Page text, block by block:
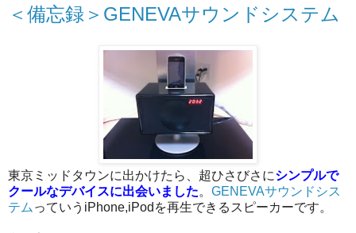
＜備忘録＞GENEVAサウンドシステム
東京ミッドタウンに出かけたら、超ひさびさにシンプルで
クールなデバイスに出会いました。 GENEVAサウンドシス
テム っていうiPhone,iPodを再生できるスピーカーです。